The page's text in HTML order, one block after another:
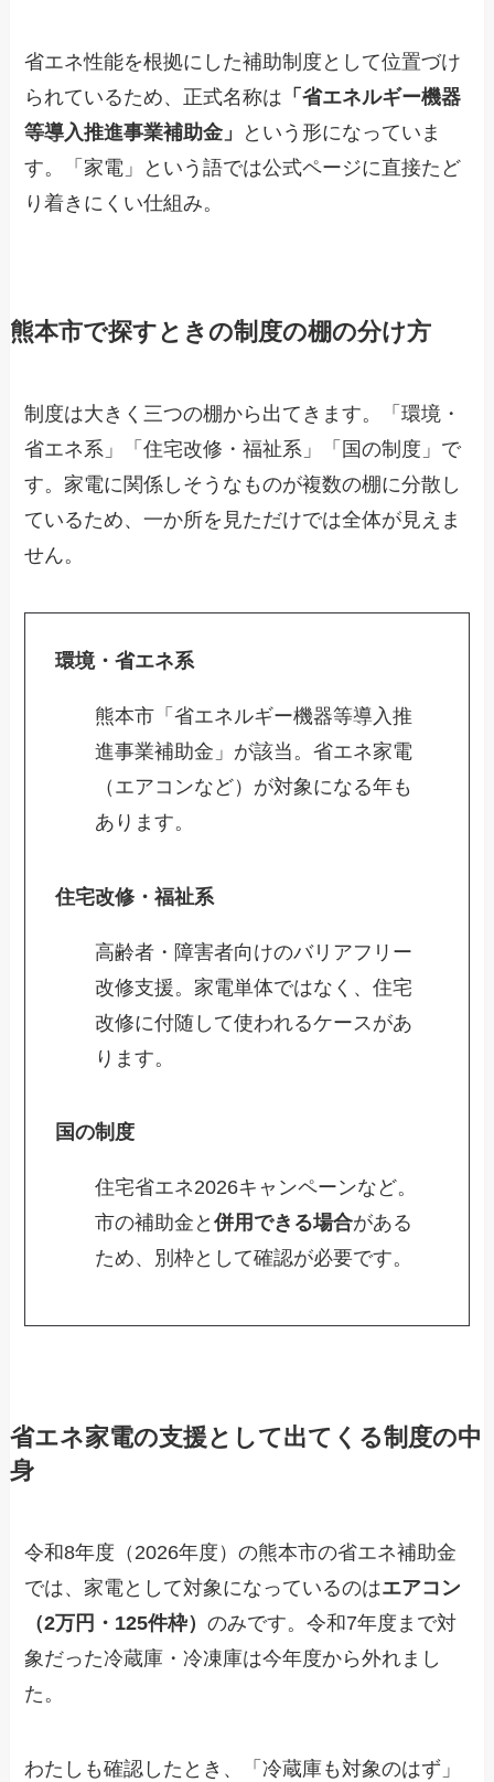
省エネ性能を根拠にした補助制度として位置づけ
られているため、正式名称は 「省エネルギー機器
等導入推進事業補助金」
という形になっていま
す。「家電」という語では公式ページに直接たど
り着きにくい仕組み。
熊本市で探すときの制度の棚の分け方
制度は大きく三つの棚から出てきます。「環境・
省エネ系」「住宅改修・福祉系」「国の制度」で
す。家電に関係しそうなものが複数の棚に分散し
ているため、一か所を見ただけでは全体が見えま
せん。
環境・省エネ系
熊本市「省エネルギー機器等導入推
進事業補助金」が該当。省エネ家電
（エアコンなど）が対象になる年も
あります。
住宅改修・福祉系
高齢者・障害者向けのバリアフリー
改修支援。家電単体ではなく、住宅
改修に付随して使われるケースがあ
ります。
国の制度
住宅省エネ2026キャンペーンなど。
市の補助金と併用できる場合がある
ため、別枠として確認が必要です。
省エネ家電の支援として出てくる制度の中
身
令和8年度（2026年度）の熊本市の省エネ補助金
では、家電として対象になっているのはエアコン
（2万円・125件枠）のみです。令和7年度まで対
象だった冷蔵庫・冷凍庫は今年度から外れまし
た。
わたしも確認したとき、「冷蔵庫も対象のはず」